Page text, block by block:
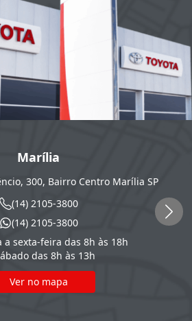
Marília
300, Bairro Centro Marília SP
(14) 2105-3800
(14) 2105-3800
a sexta-feira das 8h às 18h
das 8h às 13h
Ver no mapa